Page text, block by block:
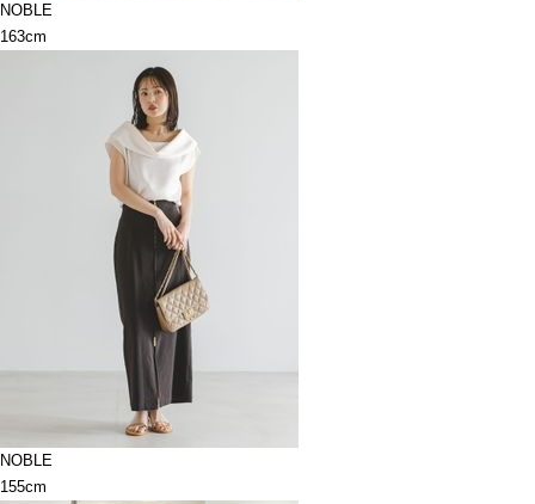
NOBLE
163cm
NOBLE
155cm